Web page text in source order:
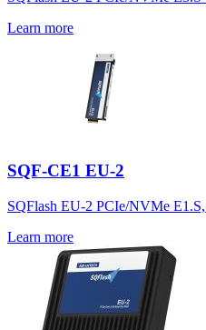
Learn more
SQF-CE1 EU-2
SQFlash EU-2 PCIe/NVMe E1.S,
Learn more